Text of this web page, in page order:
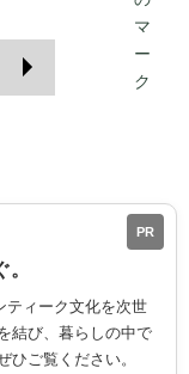
PR
ティーク文化を次世
結び、暮らしの中で
ひご覧ください。